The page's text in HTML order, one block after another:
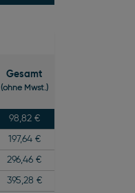
Gesamt
(ohne Mwst.)
98,82 €
197,64 €
296,46 €
395,28 €